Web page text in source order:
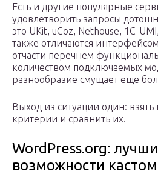
Есть и другие популярные
удовлетворить запросы
это UKit, uCoz, Nethouse, 1C-
также отличаются
отчасти перечнем
количеством подключаемых
разнообразие смущает еще
Выход из ситуации один:
критерии и сравнить их.
WordPress.org:
возможности